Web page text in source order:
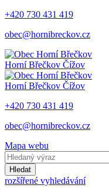
+420 730 431 419
obec@hornibreckov.cz
Horní Břečkov Čížov
Horní Břečkov Čížov
+420 730 431 419
obec@hornibreckov.cz
Mapa webu
Hledat
rozšířené vyhledávání